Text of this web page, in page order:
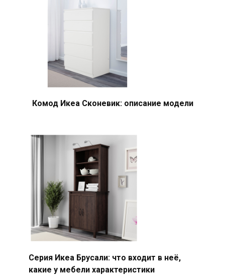
Комод Икеа Сконевик: описание модели
Серия Икеа Брусали: что входит в неё,
какие у мебели характеристики